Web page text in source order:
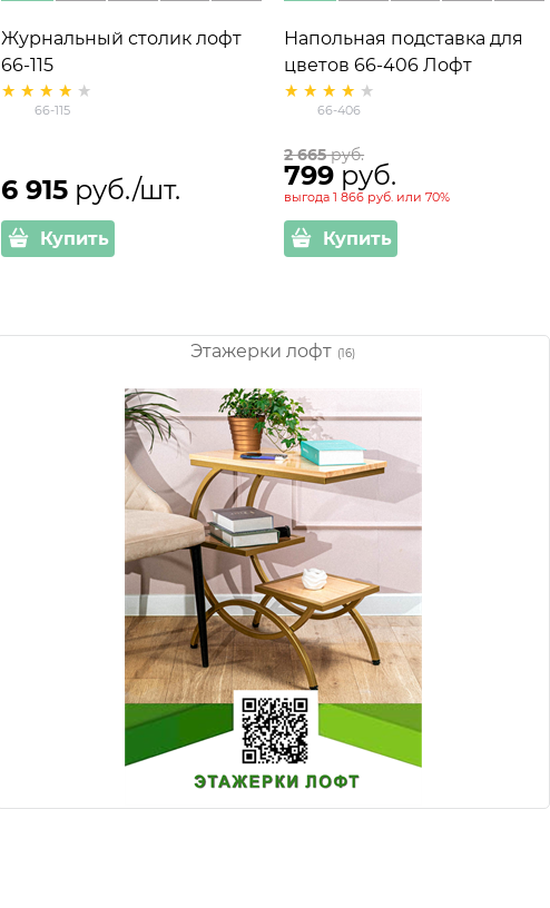
Журнальный столик лофт
66-115
66-115
6 915 руб./шт.
Купить
Напольная подставка для
цветов 66-406 Лофт
D=22см
66-406
2 665 руб.
799 руб.
выгода1 866 руб. или70%
Купить
Этажерки лофт (16)